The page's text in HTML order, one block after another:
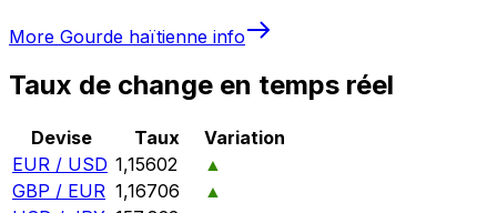
More Gourde haïtienne info
Taux de change en temps réel
Devise Taux
Variation
EUR / USD 1,15602
▲
GBP / EUR 1,16706
▲